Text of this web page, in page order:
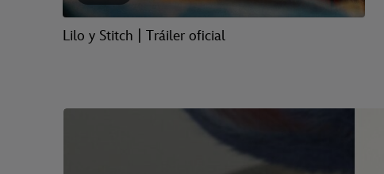
Lilo y Stitch | Tráiler oficial